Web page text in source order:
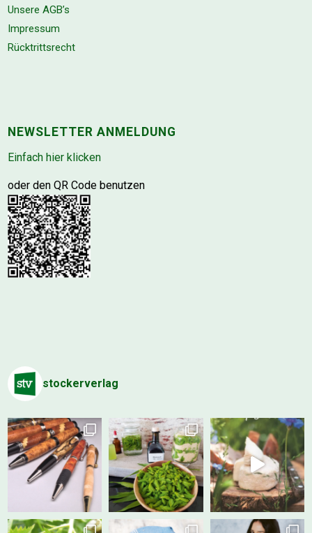
Unsere AGB’s
Impressum
Rücktrittsrecht
NEWSLETTER ANMELDUNG
Einfach hier klicken
oder den QR Code benutzen
stockerverlag